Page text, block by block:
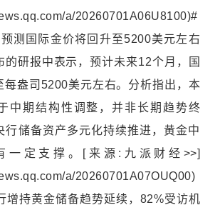
a/20260701A06U8100)#
测国际金价将回升至5200美元左右
的研报中表示，预计未来12个月，国
每盎司5200美元左右。分析指出，本
中期结构性调整，并非长期趋势终
行储备资产多元化持续推进，黄金中
一定支撑。[来源:九派财经>>]
a/20260701A07OUQ00)
增持黄金储备趋势延续，82%受访机